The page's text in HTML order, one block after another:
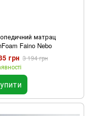
матрац
Faino Nebo
грн 3 194 грн